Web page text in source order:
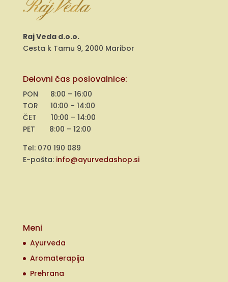
Raj Veda d.o.o.
Cesta k Tamu 9, 2000 Maribor
Delovni čas poslovalnice:
PON 8:00 – 16:00
TOR 10:00 – 14:00
ČET 10:00 – 14:00
PET 8:00 – 12:00
Tel: 070 190 089
E-pošta: info@ayurvedashop.si
Meni
Ayurveda
Aromaterapija
Prehrana